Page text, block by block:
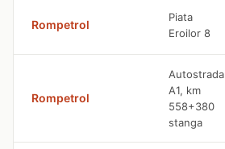
Rompetrol
Piata
Eroilor 8
Rompetrol
Autostrada
A1, km
558+380
stanga